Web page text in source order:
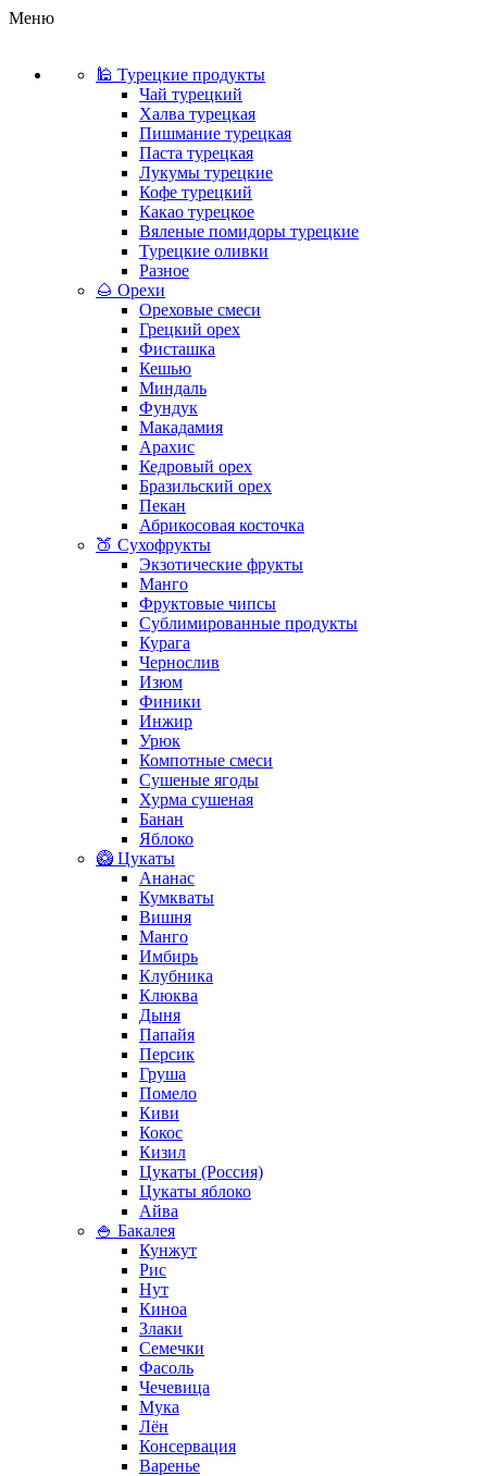
Меню
🕌 Турецкие продукты
Чай турецкий
Халва турецкая
Пишмание турецкая
Паста турецкая
Лукумы турецкие
Кофе турецкий
Какао турецкое
Вяленые помидоры турецкие
Турецкие оливки
Разное
🌰 Орехи
Ореховые смеси
Грецкий орех
Фисташка
Кешью
Миндаль
Фундук
Макадамия
Арахис
Кедровый орех
Бразильский орех
Пекан
Абрикосовая косточка
🍑 Сухофрукты
Экзотические фрукты
Манго
Фруктовые чипсы
Сублимированные продукты
Курага
Чернослив
Изюм
Финики
Инжир
Урюк
Компотные смеси
Сушеные ягоды
Хурма сушеная
Банан
Яблоко
🥝 Цукаты
Ананас
Кумкваты
Вишня
Манго
Имбирь
Клубника
Клюква
Дыня
Папайя
Персик
Груша
Помело
Киви
Кокос
Кизил
Цукаты (Россия)
Цукаты яблоко
Айва
🍚 Бакалея
Кунжут
Рис
Нут
Киноа
Злаки
Семечки
Фасоль
Чечевица
Мука
Лён
Консервация
Варенье